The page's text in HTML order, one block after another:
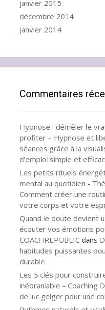
janvier 2015
décembre 2014
janvier 2014
Commentaires
Hypnose : démêler le
profiter – Hypnose et
séances grâce à la
d’emploi simple et
Les petits rituels
mental au quotidien -
Comment créer une
votre corps et votre
Quand le doute devient
écouter vos émotions
COACHREPUBLIC dans
habitudes puissantes
durable
Les 5 clés pour
inébranlable – Coaching
de luc geiger pour une